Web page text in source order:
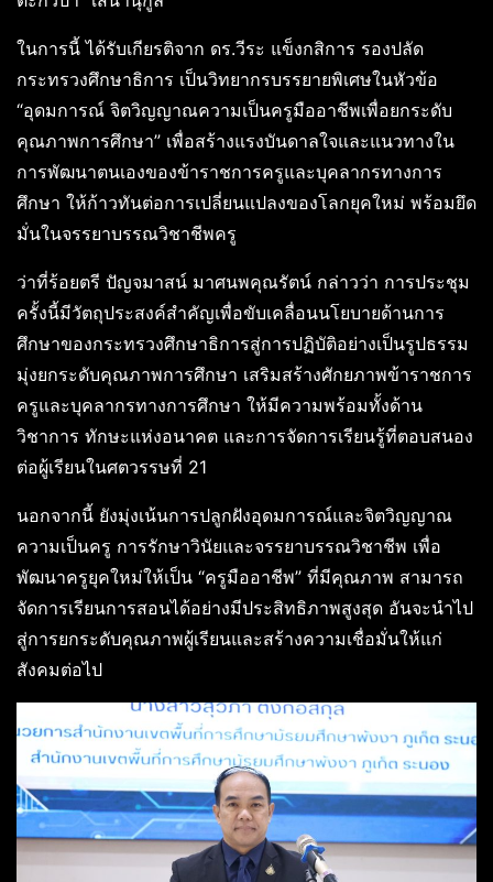
ในการนี้ ได้รับเกียรติจาก ดร.วีระ แข็งกสิการ รองปลัด
กระทรวงศึกษาธิการ เป็นวิทยากรบรรยายพิเศษในหัวข้อ
“อุดมการณ์ จิตวิญญาณความเป็นครูมืออาชีพเพื่อยกระดับ
คุณภาพการศึกษา” เพื่อสร้างแรงบันดาลใจและแนวทางใน
การพัฒนาตนเองของข้าราชการครูและบุคลากรทางการ
ศึกษา ให้ก้าวทันต่อการเปลี่ยนแปลงของโลกยุคใหม่ พร้อมยึด
มั่นในจรรยาบรรณวิชาชีพครู
ว่าที่ร้อยตรี ปัญจมาสน์ มาศนพคุณรัตน์ กล่าวว่า การประชุม
ครั้งนี้มีวัตถุประสงค์สำคัญเพื่อขับเคลื่อนนโยบายด้านการ
ศึกษาของกระทรวงศึกษาธิการสู่การปฏิบัติอย่างเป็นรูปธรรม
มุ่งยกระดับคุณภาพการศึกษา เสริมสร้างศักยภาพข้าราชการ
ครูและบุคลากรทางการศึกษา ให้มีความพร้อมทั้งด้าน
วิชาการ ทักษะแห่งอนาคต และการจัดการเรียนรู้ที่ตอบสนอง
ต่อผู้เรียนในศตวรรษที่ 21
นอกจากนี้ ยังมุ่งเน้นการปลูกฝังอุดมการณ์และจิตวิญญาณ
ความเป็นครู การรักษาวินัยและจรรยาบรรณวิชาชีพ เพื่อ
พัฒนาครูยุคใหม่ให้เป็น “ครูมืออาชีพ” ที่มีคุณภาพ สามารถ
จัดการเรียนการสอนได้อย่างมีประสิทธิภาพสูงสุด อันจะนำไป
สู่การยกระดับคุณภาพผู้เรียนและสร้างความเชื่อมั่นให้แก่
สังคมต่อไป